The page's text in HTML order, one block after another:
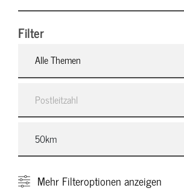
Filter
Alle Themen
Mehr Filteroptionen anzeigen